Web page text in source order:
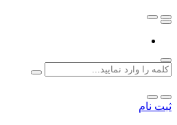
ثبت نام